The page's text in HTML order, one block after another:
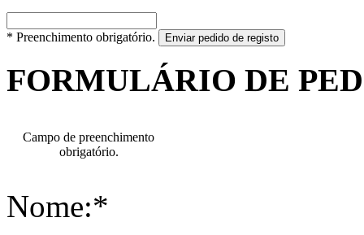
* Preenchimento obrigatório. Enviar pedido de registo
FORMULÁRIO DE
Campo de preenchimento
obrigatório.
Nome:*